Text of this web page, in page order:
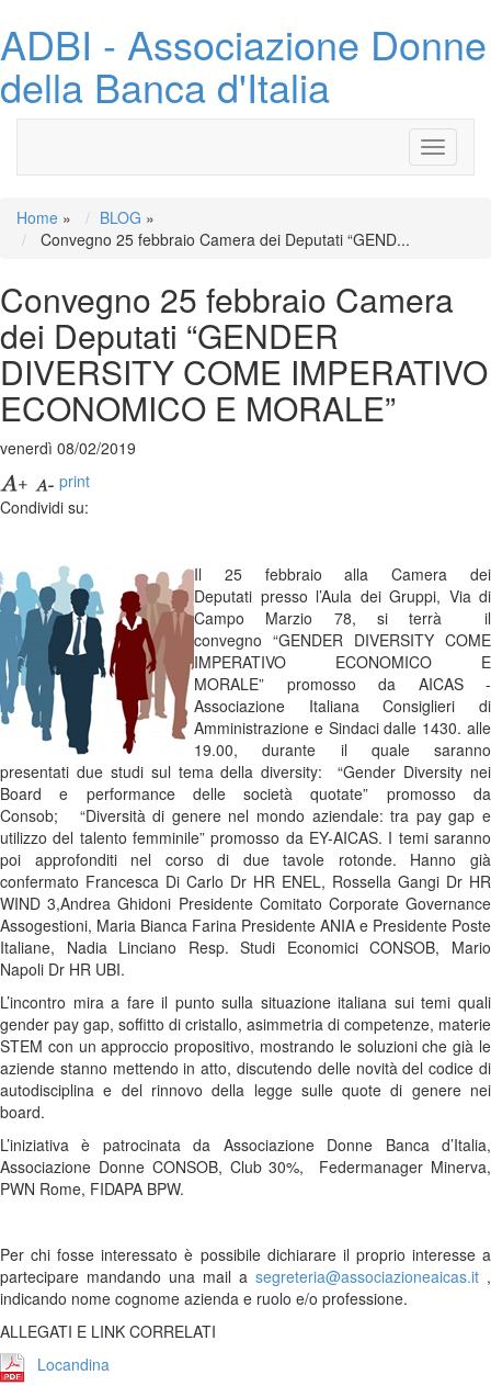
ADBI - Associazione Donne
della Banca d'Italia
Toggle
Home » BLOG »
Convegno 25 febbraio Camera dei Deputati “GEND...
Convegno 25 febbraio Camera
dei Deputati “GENDER
DIVERSITY COME IMPERATIVO
ECONOMICO E MORALE”
venerdì 08/02/2019
print
Condividi su:
Il 25 febbraio alla Camera dei
Deputati presso l’Aula dei Gruppi, Via di
Campo Marzio 78, si terrà il
convegno “GENDER DIVERSITY COME
IMPERATIVO ECONOMICO E
MORALE” promosso da AICAS -
Associazione Italiana Consiglieri di
Amministrazione e Sindaci dalle 1430. alle
19.00, durante il quale saranno
presentati due studi sul tema della diversity: “Gender Diversity nei
Board e performance delle società quotate” promosso da
Consob; “Diversità di genere nel mondo aziendale: tra pay gap e
utilizzo del talento femminile” promosso da EY-AICAS. I temi saranno
poi approfonditi nel corso di due tavole rotonde. Hanno già
confermato Francesca Di Carlo Dr HR ENEL, Rossella Gangi Dr HR
WIND 3,Andrea Ghidoni Presidente Comitato Corporate Governance
Assogestioni, Maria Bianca Farina Presidente ANIA e Presidente Poste
Italiane, Nadia Linciano Resp. Studi Economici CONSOB, Mario
Napoli Dr HR UBI.
L’incontro mira a fare il punto sulla situazione italiana sui temi quali
gender pay gap, soffitto di cristallo, asimmetria di competenze, materie
STEM con un approccio propositivo, mostrando le soluzioni che già le
aziende stanno mettendo in atto, discutendo delle novità del codice di
autodisciplina e del rinnovo della legge sulle quote di genere nei
board.
L’iniziativa è patrocinata da Associazione Donne Banca d’Italia,
Associazione Donne CONSOB, Club 30%, Federmanager Minerva,
PWN Rome, FIDAPA BPW.
Per chi fosse interessato è possibile dichiarare il proprio interesse a
partecipare mandando una mail a segreteria@associazioneaicas.it ,
indicando nome cognome azienda e ruolo e/o professione.
ALLEGATI E LINK CORRELATI
Locandina